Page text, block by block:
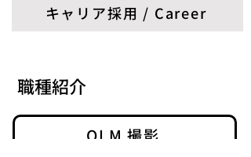
キャリア採用 / Career
職種紹介
OLM 撮影